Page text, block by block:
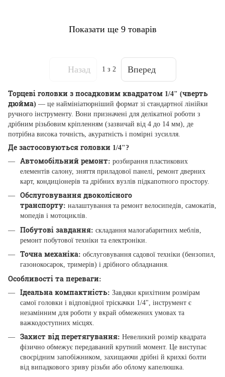
Показати ще 9 товарів
Назад 1 з 2 Вперед
Торцеві головки з посадковим квадратом 1/4" (чверть
дюйма) — це наймініатюрніший формат зі стандартної лінійки
ручного інструменту. Вони призначені для делікатної роботи з
дрібним різьбовим кріпленням (зазвичай від 4 до 14 мм), де
потрібна висока точність, акуратність і помірні зусилля.
Де застосовуються головки 1/4"?
Автомобільний ремонт: розбирання пластикових
елементів салону, зняття приладової панелі, ремонт дверних
карт, кондиціонерів та дрібних вузлів підкапотного простору.
Обслуговування двоколісного
транспорту: налаштування та ремонт велосипедів, самокатів,
мопедів і мотоциклів.
Побутові завдання: складання малогабаритних меблів,
ремонт побутової техніки та електроніки.
Точна механіка: обслуговування садової техніки (бензопил,
газонокосарок, тримерів) і дрібного обладнання.
Особливості та переваги:
Ідеальна компактність: Завдяки крихітним розмірам
самої головки і відповідної тріскачки 1/4", інструмент є
незамінним для роботи у вкрай обмежених умовах та
важкодоступних місцях.
Захист від перетягування: Невеликий розмір квадрата
фізично обмежує передаваний крутний момент. Це виступає
своєрідним запобіжником, захищаючи дрібні й крихкі болти
від випадкового зриву різьби або облому капелюшка.